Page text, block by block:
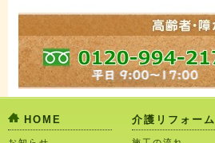
HOME 介護リフォーム